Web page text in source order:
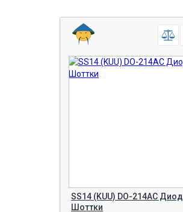
SS14 (KUU) DO-214AC Диод
Шоттки